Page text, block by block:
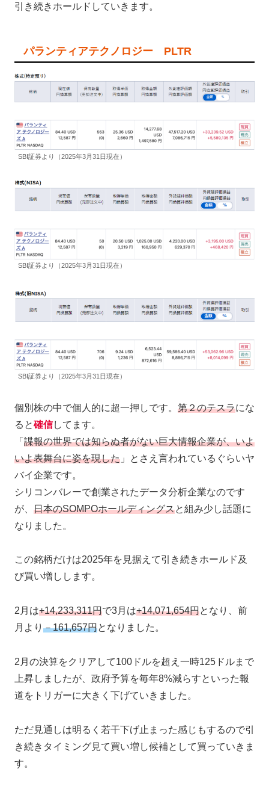
引き続きホールドしていきます。
パランティアテクノロジー PLTR
SBI証券より（2025年3月31日現在）
SBI証券より（2025年3月31日現在）
SBI証券より（2025年3月31日現在）
個別株の中で個人的に超一押しです。 第２のテスラにな
ると確信してます。
「 諜報の世界では知らぬ者がない巨大情報企業が、いよ
いよ表舞台に姿を現した 」とさえ言われているぐらいヤ
バイ企業です。
シリコンバレーで創業されたデータ分析企業なのです
が、 日本のSOMPOホールディングスと組み少し話題に
なりました。
この銘柄だけは2025年を見据えて引き続きホールド及
び買い増しします。
2月は+14,233,311円で3月は+14,071,654円となり、前
月より －161,657円となりました。
2月の決算をクリアして100ドルを超え一時125ドルまで
上昇しましたが、政府予算を毎年8%減らすといった報
道をトリガーに大きく下げていきました。
ただ見通しは明るく若干下げ止まった感じもするので引
き続きタイミング見て買い増し候補として買っていきま
す。